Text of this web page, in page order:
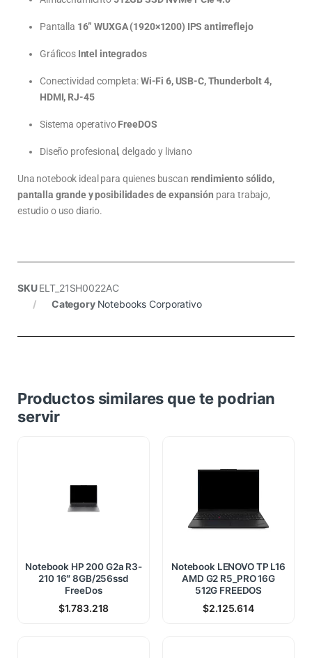
Pantalla 16” WUXGA (1920×1200) IPS antirreflejo
Gráficos Intel integrados
Conectividad completa:Wi-Fi 6, USB-C, Thunderbolt 4,
HDMI, RJ-45
Sistema operativoFreeDOS
Diseño profesional, delgado y liviano
Una notebook ideal para quienes buscan rendimiento sólido,
pantalla grande y posibilidades de expansión para trabajo,
estudio o uso diario.
SKUELT_21SH0022AC
Category Notebooks Corporativo
Productos similares que te podrian
servir
Notebook HP 200 G2a R3-
210 16″ 8GB/256ssd
FreeDos
$1.783.218
Notebook LENOVO TP L16
AMD G2 R5_PRO 16G
512G FREEDOS
$2.125.614